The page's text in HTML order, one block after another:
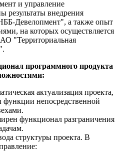
и управление
результаты внедрения
Девелопмент", а также опыт
на которых осуществляется
"Территориальная
программного продукта
актуализация проекта,
функции непосредственной
функционал разграничения
структуры проекта. В